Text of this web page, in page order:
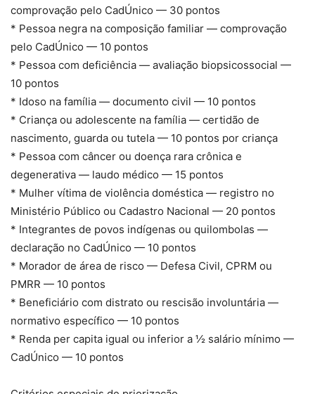
comprovação pelo CadÚnico — 30 pontos
* Pessoa negra na composição familiar — comprovação
pelo CadÚnico — 10 pontos
* Pessoa com deficiência — avaliação biopsicossocial —
10 pontos
* Idoso na família — documento civil — 10 pontos
* Criança ou adolescente na família — certidão de
nascimento, guarda ou tutela — 10 pontos por criança
* Pessoa com câncer ou doença rara crônica e
degenerativa — laudo médico — 15 pontos
* Mulher vítima de violência doméstica — registro no
Ministério Público ou Cadastro Nacional — 20 pontos
* Integrantes de povos indígenas ou quilombolas —
declaração no CadÚnico — 10 pontos
* Morador de área de risco — Defesa Civil, CPRM ou
PMRR — 10 pontos
* Beneficiário com distrato ou rescisão involuntária —
normativo específico — 10 pontos
* Renda per capita igual ou inferior a ½ salário mínimo —
CadÚnico — 10 pontos